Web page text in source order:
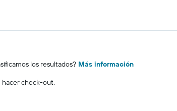
los resultados? Más información
hacer check-out.